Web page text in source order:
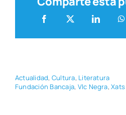
Actua­li­dad, Cul­tu­ra, Lite­ra­tu­ra
Fun­da­ción Ban­ca­ja, Vlc Negra,